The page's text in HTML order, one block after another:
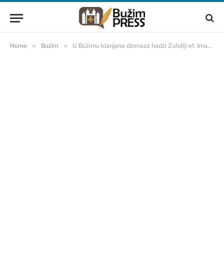
Home » Bužim » U Bužimu klanjana dženaza hadži Zuhdiji ef. Imamoviću